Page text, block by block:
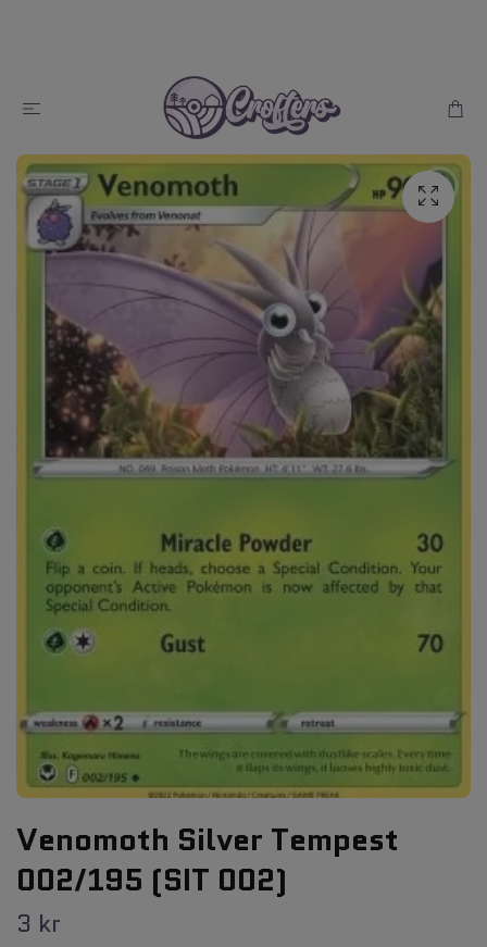
Venomoth Silver Tempest
002/195 (SIT 002)
3 kr